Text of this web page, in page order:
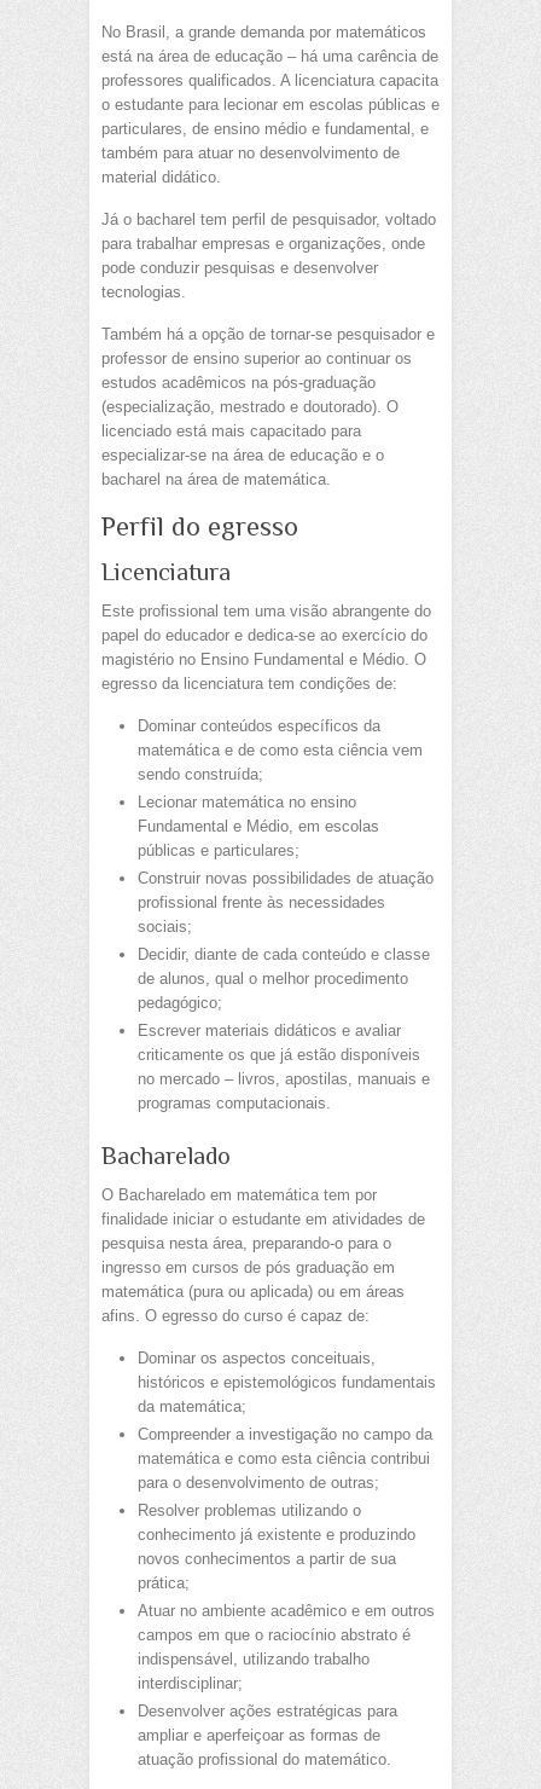
No Brasil, a grande demanda por matemáticos
está na área de educação – há uma carência de
professores qualificados. A licenciatura capacita
o estudante para lecionar em escolas públicas e
particulares, de ensino médio e fundamental, e
também para atuar no desenvolvimento de
material didático.
Já o bacharel tem perfil de pesquisador, voltado
para trabalhar empresas e organizações, onde
pode conduzir pesquisas e desenvolver
tecnologias.
Também há a opção de tornar-se pesquisador e
professor de ensino superior ao continuar os
estudos acadêmicos na pós-graduação
(especialização, mestrado e doutorado). O
licenciado está mais capacitado para
especializar-se na área de educação e o
bacharel na área de matemática.
Perfil do egresso
Licenciatura
Este profissional tem uma visão abrangente do
papel do educador e dedica-se ao exercício do
magistério no Ensino Fundamental e Médio. O
egresso da licenciatura tem condições de:
Dominar conteúdos específicos da
matemática e de como esta ciência vem
sendo construída;
Lecionar matemática no ensino
Fundamental e Médio, em escolas
públicas e particulares;
Construir novas possibilidades de atuação
profissional frente às necessidades
sociais;
Decidir, diante de cada conteúdo e classe
de alunos, qual o melhor procedimento
pedagógico;
Escrever materiais didáticos e avaliar
criticamente os que já estão disponíveis
no mercado – livros, apostilas, manuais e
programas computacionais.
Bacharelado
O Bacharelado em matemática tem por
finalidade iniciar o estudante em atividades de
pesquisa nesta área, preparando-o para o
ingresso em cursos de pós graduação em
matemática (pura ou aplicada) ou em áreas
afins. O egresso do curso é capaz de:
Dominar os aspectos conceituais,
históricos e epistemológicos fundamentais
da matemática;
Compreender a investigação no campo da
matemática e como esta ciência contribui
para o desenvolvimento de outras;
Resolver problemas utilizando o
conhecimento já existente e produzindo
novos conhecimentos a partir de sua
prática;
Atuar no ambiente acadêmico e em outros
campos em que o raciocínio abstrato é
indispensável, utilizando trabalho
interdisciplinar;
Desenvolver ações estratégicas para
ampliar e aperfeiçoar as formas de
atuação profissional do matemático.